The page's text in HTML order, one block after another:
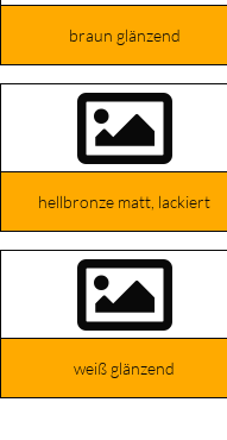
braun glänzend
hellbronze matt, lackiert
weiß glänzend